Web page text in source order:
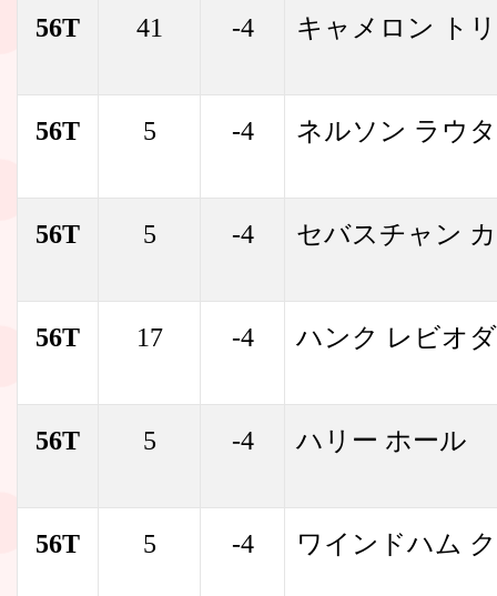
56T 41 -4 キャメロン ト
56T 5 -4 ネルソン ラウ
56T 5 -4 セバスチャン
56T 17 -4 ハンク レビオダ
56T 5 -4 ハリー ホール
56T 5 -4 ワインドハム